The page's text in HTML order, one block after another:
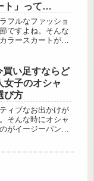
ト」って
フルなファッショ
ですよね。そんな
ラースカートが、
けで気分がパッと
。さらに、メンバ
たスカートなら、
！今回は、しまむ
が持つ魅力をたっ
ビタミンカラーで
買い足すならど
女子のオシャ
び方
ィブなお出かけが
そんな時にオシャ
がイージーパン